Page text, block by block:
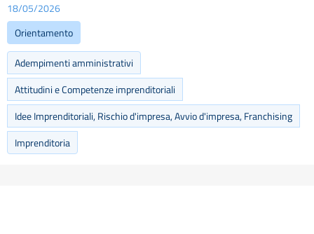
18/05/2026
Orientamento
Adempimenti amministrativi
Attitudini e Competenze imprenditoriali
Idee Imprenditoriali, Rischio d'impresa, Avvio d'impresa, Franchising
Imprenditoria